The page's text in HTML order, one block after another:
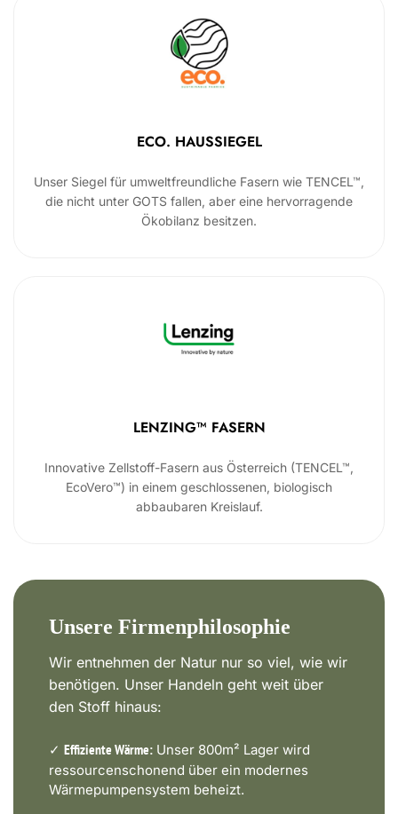
ECO. HAUSSIEGEL
Unser Siegel für umweltfreundliche Fasern wie TENCEL™,
die nicht unter GOTS fallen, aber eine hervorragende
Ökobilanz besitzen.
LENZING™ FASERN
Innovative Zellstoff-Fasern aus Österreich (TENCEL™,
EcoVero™) in einem geschlossenen, biologisch
abbaubaren Kreislauf.
Unsere Firmenphilosophie
Wir entnehmen der Natur nur so viel, wie wir
benötigen. Unser Handeln geht weit über
den Stoff hinaus:
✓ Effiziente Wärme: Unser 800m² Lager wird
ressourcenschonend über ein modernes
Wärmepumpensystem beheizt.